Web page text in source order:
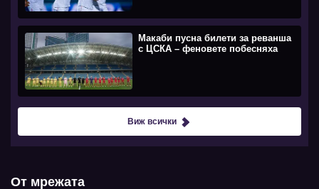
Макаби пусна билети за реванша
с ЦСКА – феновете побесняха
Виж всички
От мрежата